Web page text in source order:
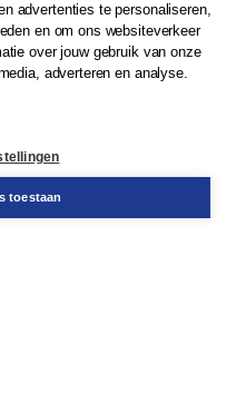
advertenties te personaliseren,
en om ons websiteverkeer
over jouw gebruik van onze
adverteren en analyse.
toestaan